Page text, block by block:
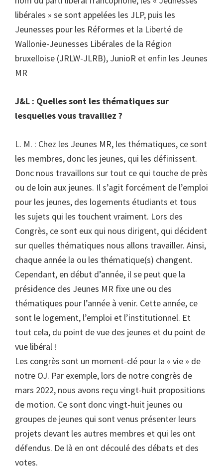
libérales » se sont appelées les JLP, puis les
Jeunesses pour les Réformes et la Liberté de
Wallonie-Jeunesses Libérales de la Région
bruxelloise (JRLW-JLRB), JunioR et enfin les Jeunes
MR
J&L : Quelles sont les thématiques sur
lesquelles vous travaillez ?
L. M. : Chez les Jeunes MR, les thématiques, ce sont
les membres, donc les jeunes, qui les définissent.
Donc nous travaillons sur tout ce qui touche de près
ou de loin aux jeunes. Il s’agit forcément de l’emploi
pour les jeunes, des logements étudiants et tous
les sujets qui les touchent vraiment. Lors des
Congrès, ce sont eux qui nous dirigent, qui décident
sur quelles thématiques nous allons travailler. Ainsi,
chaque année la ou les thématique(s) changent.
Cependant, en début d’année, il se peut que la
présidence des Jeunes MR fixe une ou des
thématiques pour l’année à venir. Cette année, ce
sont le logement, l’emploi et l’institutionnel. Et
tout cela, du point de vue des jeunes et du point de
vue libéral !
Les congrès sont un moment-clé pour la « vie » de
notre OJ. Par exemple, lors de notre congrès de
mars 2022, nous avons reçu vingt-huit propositions
de motion. Ce sont donc vingt-huit jeunes ou
groupes de jeunes qui sont venus présenter leurs
projets devant les autres membres et qui les ont
défendus. De là en ont découlé des débats et des
votes.